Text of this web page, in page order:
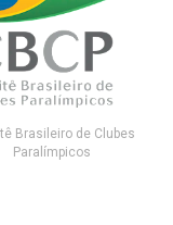
Brasileiro de Clubes
Paralímpicos